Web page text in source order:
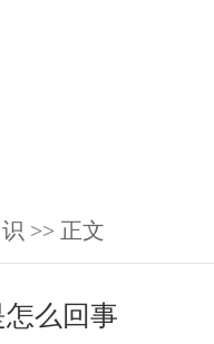
>> 正文
么回事